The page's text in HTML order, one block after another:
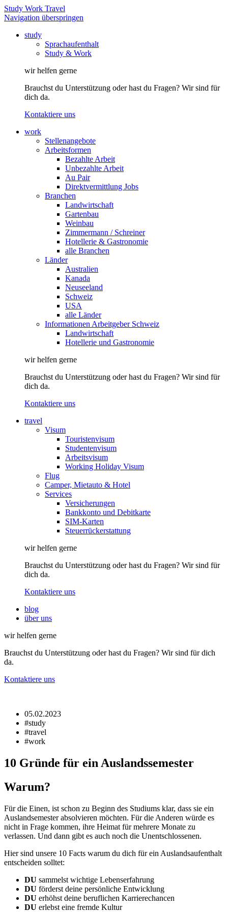
Study Work Travel
Navigation überspringen
study
Sprachaufenthalt
Study & Work
wir helfen gerne
Brauchst du Unterstützung oder hast du Fragen? Wir sind für
dich da.
Kontaktiere uns
work
Stellenangebote
Arbeitsformen
Bezahlte Arbeit
Unbezahlte Arbeit
Au Pair
Direktvermittlung Jobs
Branchen
Landwirtschaft
Gartenbau
Weinbau
Zimmermann / Schreiner
Hotellerie & Gastronomie
alle Branchen
Länder
Australien
Kanada
Neuseeland
Schweiz
USA
alle Länder
Informationen Arbeitgeber Schweiz
Landwirtschaft
Hotellerie und Gastronomie
wir helfen gerne
Brauchst du Unterstützung oder hast du Fragen? Wir sind für
dich da.
Kontaktiere uns
travel
Visum
Touristenvisum
Studentenvisum
Arbeitsvisum
Working Holiday Visum
Flug
Camper, Mietauto & Hotel
Services
Versicherungen
Bankkonto und Debitkarte
SIM-Karten
Steuerrückerstattung
wir helfen gerne
Brauchst du Unterstützung oder hast du Fragen? Wir sind für
dich da.
Kontaktiere uns
blog
über uns
wir helfen gerne
Brauchst du Unterstützung oder hast du Fragen? Wir sind für dich
da.
Kontaktiere uns
05.02.2023
#study
#travel
#work
10 Gründe für ein Auslandssemester
Warum?
Für die Einen, ist schon zu Beginn des Studiums klar, dass sie ein
Auslandsemester absolvieren möchten. Für die Anderen würde es
nicht in Frage kommen, ihre Heimat für mehrere Monate zu
verlassen. Und dann gibt es auch noch die Unentschlossenen.
Hier sind unsere 10 Facts warum du dich für ein Auslandsaufenthalt
entscheiden solltet:
DU sammelst wichtige Lebenserfahrung
DU förderst deine persönliche Entwicklung
DU erhöhst deine beruflichen Karrierechancen
DU erlebst eine fremde Kultur